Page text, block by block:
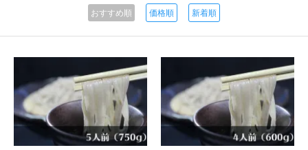
おすすめ順 価格順 新着順